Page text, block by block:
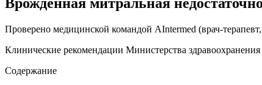
Проверено медицинской командой AIntermed (врач-
Клинические рекомендации Министерства
Содержание